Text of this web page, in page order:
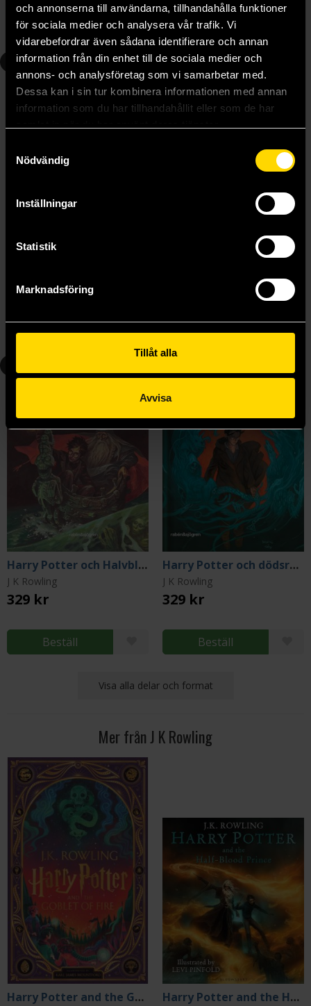
och annonserna till användarna, tillhandahålla funktioner
för sociala medier och analysera vår trafik. Vi
vidarebefordrar även sådana identifierare och annan
information från din enhet till de sociala medier och
annons- och analysföretag som vi samarbetar med.
Dessa kan i sin tur kombinera informationen med annan
information som du har tillhandahållit eller som de har
Nödvändig
Inställningar
Statistik
Marknadsföring
Tillåt alla
Avvisa
Beställ Beställ
329 kr
5
Harry Potter och Halvblodsprinsen
J K Rowling
329 kr
Beställ
Harry Potter och dödsrelikerna
J K Rowling
329 kr
Beställ
Visa alla delar och format
Mer från J K Rowling
Harry Potter and the Goblet of Fire (Interactive Illustrated Edition) Harry Potter and the Half-Blood Prince (Illustrated Edition)